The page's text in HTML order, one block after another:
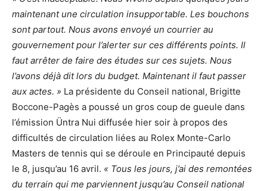
maintenant une circulation insupportable. Les bouchons
sont partout. Nous avons envoyé un courrier au
gouvernement pour l’alerter sur ces différents points. Il
faut arrêter de faire des études sur ces sujets. Nous
l’avons déjà dit lors du budget. Maintenant il faut passer
aux actes. » La présidente du Conseil national, Brigitte
Boccone-Pagès a poussé un gros coup de gueule dans
l’émission Üntra Nui diffusée hier soir à propos des
difficultés de circulation liées au Rolex Monte-Carlo
Masters de tennis qui se déroule en Principauté depuis
le 8, jusqu’au 16 avril. « Tous les jours, j’ai des remontées
du terrain qui me parviennent jusqu’au Conseil national